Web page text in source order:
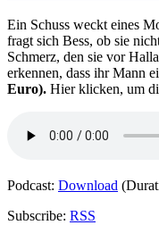
Ein Schuss weckt eines
fragt sich Bess, ob sie
Schmerz, den sie vor
erkennen, dass ihr Mann
Euro). Hier klicken, um
Podcast: Download
Subscribe: RSS